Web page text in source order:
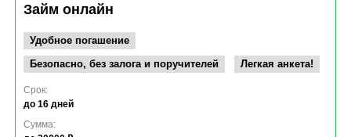
Займ онлайн
Удобное погашение
Безопасно, без залога и поручителей
Легкая анкета!
Срок:
до 16 дней
Сумма: